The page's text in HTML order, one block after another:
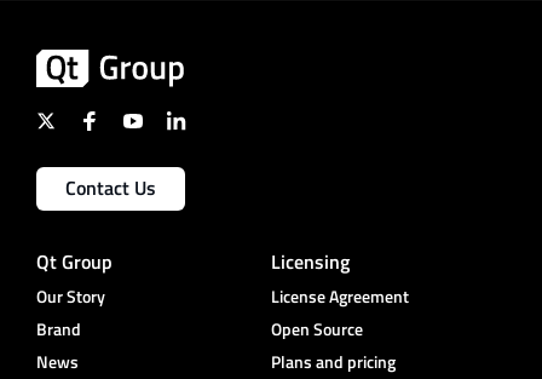
Contact Us
Qt Group
Our Story
Brand
News
Licensing
License Agreement
Open Source
Plans and pricing